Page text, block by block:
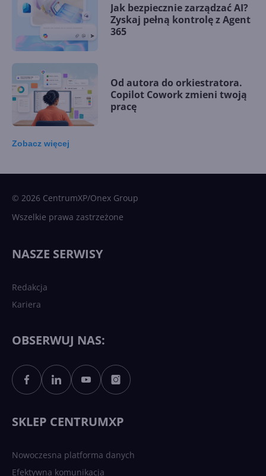
Jak bezpiecznie zarządzać AI?
Zyskaj pełną kontrolę z Agent
365
Od autora do orkiestratora.
Copilot Cowork zmieni twoją
pracę
Sztuczna inteligencja po
polsku. Dość barier
Zobacz więcej
© 2026 CentrumXP/Onex Group
Wszelkie prawa zastrzeżone
NASZE SERWISY
Redakcja
Kariera
OBSERWUJ NAS:
SKLEP CENTRUMXP
Nowoczesna platforma danych
Efektywna komunikacja